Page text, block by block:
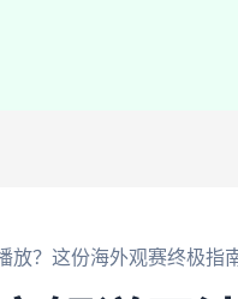
放？这份海外观赛终极指